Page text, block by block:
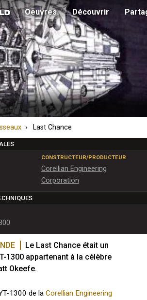
Oeuvres Découvrir
Last Chance
CONSTRUCTEUR/PRODUCTEUR
Corellian Engineering
Corporation
Le Last Chance était un
1300 appartenant à la célèbre
Okeefe.
1300 de laCorellian Engineering